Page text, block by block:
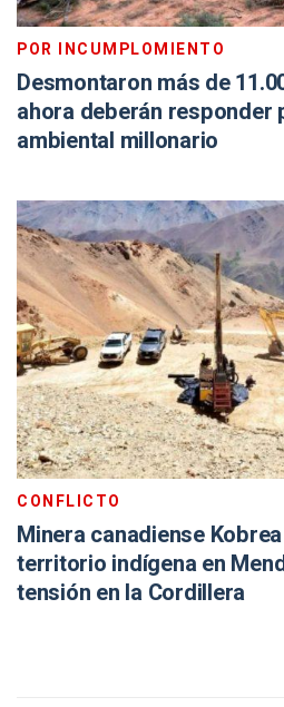
POR INCUMPLOMIENTO
Desmontaron más de
ahora deberán responder
ambiental millonario
CONFLICTO
Minera canadiense
territorio indígena en
tensión en la Cordillera